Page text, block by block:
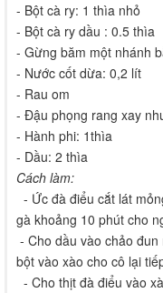
- Bột cà ry: 1 thìa nhỏ
- Bột cà ry dầu : 0.5 thìa
- Gừng băm một nhánh
- Nước cốt dừa: 0,2 lít
- Rau om
- Đậu phọng rang xay
- Hành phi: 1thìa
- Dầu: 2 thìa
Cách làm:
- Ức đà điểu cắt lát
gà khoảng 10 phút cho
- Cho dầu vào chảo
bột vào xào cho cô lại
- Cho thịt đà điểu vào